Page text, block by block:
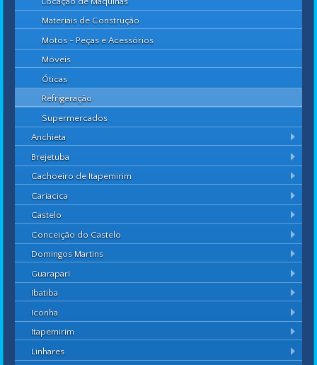
Materiais de Construção
Motos - Peças e Acessórios
Móveis
Óticas
Refrigeração
Supermercados
Anchieta
Brejetuba
Cachoeiro de Itapemirim
Cariacica
Castelo
Conceição do Castelo
Domingos Martins
Guarapari
Ibatiba
Iconha
Itapemirim
Linhares